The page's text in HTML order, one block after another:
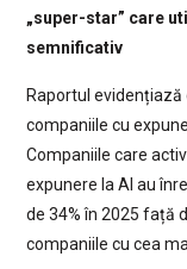
„super-star” care
semnificativ
Raportul
companiile cu
Companiile care
expunere la AI au
de 34% în 2025 față
companiile cu cea